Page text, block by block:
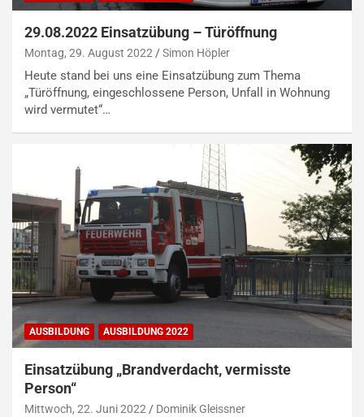
29.08.2022 Einsatzübung – Türöffnung
Montag, 29. August 2022 Simon Höpler
Heute stand bei uns eine Einsatzübung zum Thema
„Türöffnung, eingeschlossene Person, Unfall in Wohnung
wird vermutet“…
AUSBILDUNG AUSBILDUNG 2022
Einsatzübung „Brandverdacht, vermisste
Person“
Mittwoch, 22. Juni 2022 Dominik Gleissner